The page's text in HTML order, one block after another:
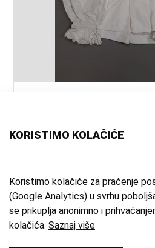
vrsta
narodna nošnja
materijal:
lan ; pamuk
mjesto:
Klokočevac
zbirka:
Etnografska
KORISTIMO KOLAČIĆE
Koristimo kolačiće za praćenje
(Google Analytics) u svrhu
se prikuplja anonimno i
kolačića. Saznaj više